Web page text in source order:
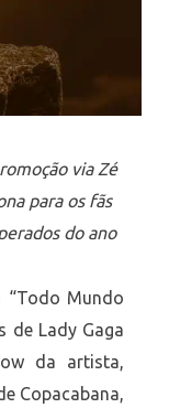
via Zé
para os fãs
do ano
“Todo Mundo
de Lady Gaga
da artista,
Copacabana,